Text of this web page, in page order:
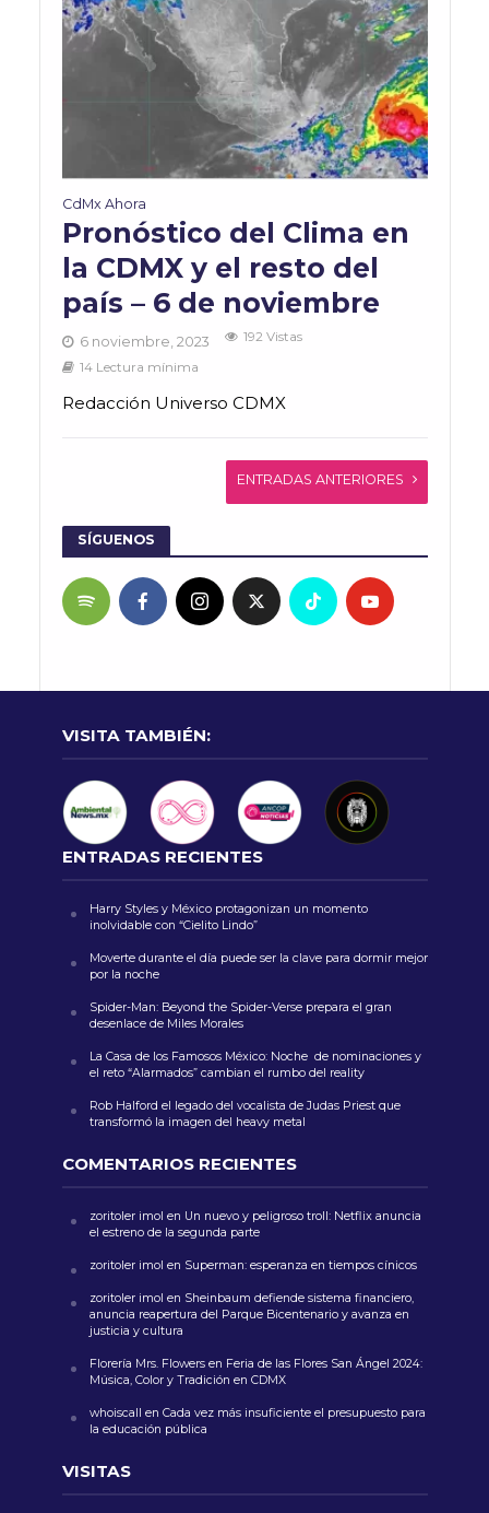
CdMx Ahora
Pronóstico del Clima en
la CDMX y el resto del
país – 6 de noviembre
6 noviembre, 2023
192 Vistas
14 Lectura mínima
Redacción Universo CDMX
ENTRADAS ANTERIORES
SÍGUENOS
VISITA TAMBIÉN:
ENTRADAS RECIENTES
Harry Styles y México protagonizan un momento
inolvidable con “Cielito Lindo”
Moverte durante el día puede ser la clave para dormir mejor
por la noche
Spider-Man: Beyond the Spider-Verse prepara el gran
desenlace de Miles Morales
La Casa de los Famosos México: Noche de nominaciones y
el reto “Alarmados” cambian el rumbo del reality
Rob Halford el legado del vocalista de Judas Priest que
transformó la imagen del heavy metal
COMENTARIOS RECIENTES
zoritoler imol en Un nuevo y peligroso troll: Netflix anuncia
el estreno de la segunda parte
zoritoler imol en Superman: esperanza en tiempos cínicos
zoritoler imol en Sheinbaum defiende sistema financiero,
anuncia reapertura del Parque Bicentenario y avanza en
justicia y cultura
Florería Mrs. Flowersen Feria de las Flores San Ángel 2024:
Música, Color y Tradición en CDMX
whoiscall en Cada vez más insuficiente el presupuesto para
la educación pública
VISITAS